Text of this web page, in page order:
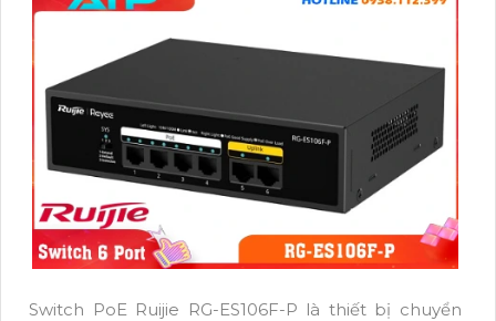
Switch PoE Ruijie RG-ES106F-P là thiết bị chuyển